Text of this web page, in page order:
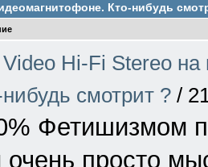
Кто-нибудь
Hi-Fi Stereo
смотрит ? /
Фетишизмом
просто